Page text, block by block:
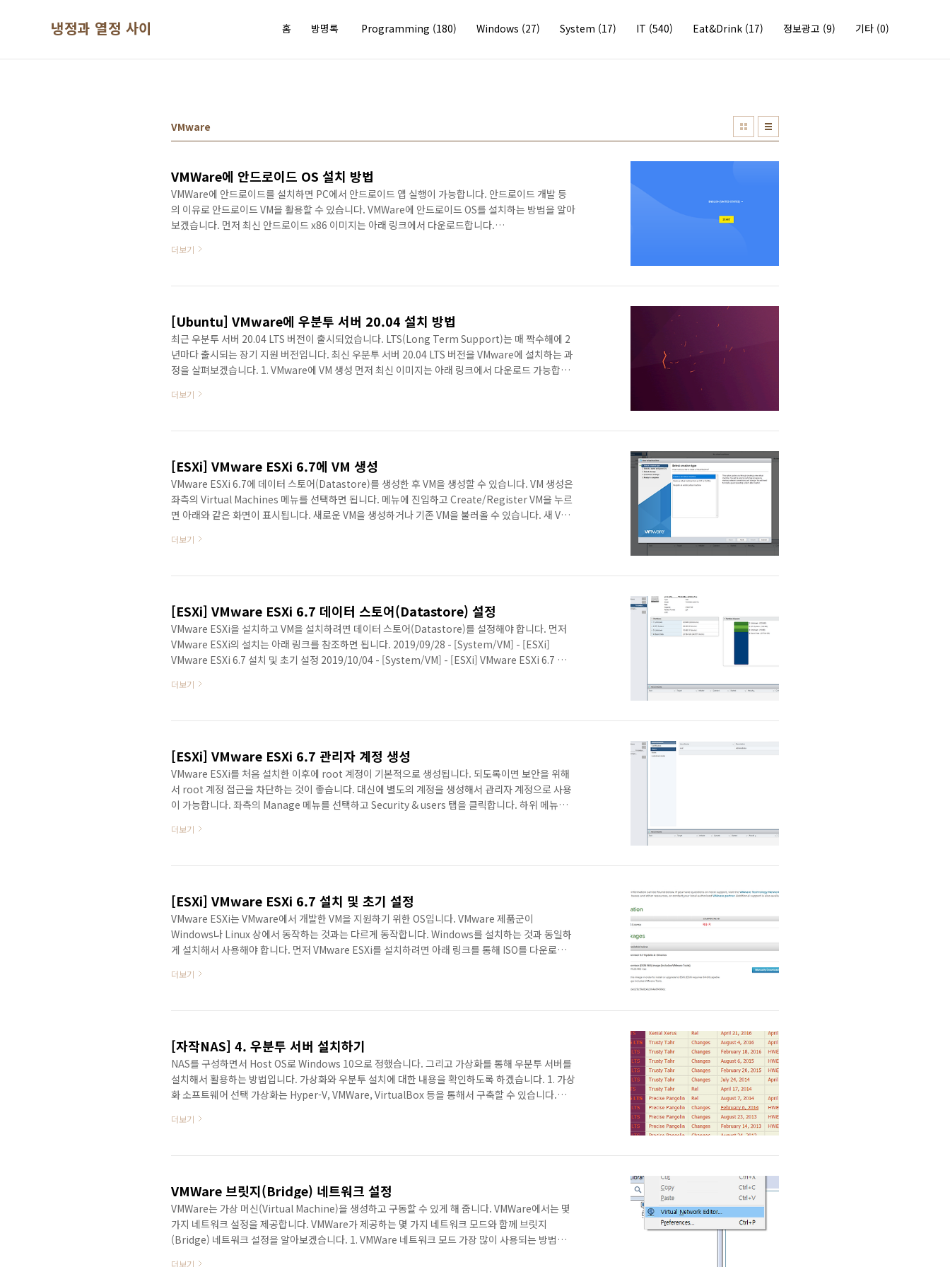
냉정과 열정 사이 홈 방명록 Programming (180) Windows (27) System (17) IT (540) Eat&Drink (17) 정보광고 (9) 기타 (0)
VMware
VMWare에 안드로이드 OS 설치 방법
VMWare에 안드로이드를 설치하면 PC에서 안드로이드 앱 실행이 가능합니다. 안드로이드 개발 등
의 이유로 안드로이드 VM을 활용할 수 있습니다. VMWare에 안드로이드 OS를 설치하는 방법을 알아
보겠습니다. 먼저 최신 안드로이드 x86 이미지는 아래 링크에서 다운로드합니다.
Android on your PC This is a project to port Android open source project to x86
더보기
[Ubuntu] VMware에 우분투 서버 20.04 설치 방법
최근 우분투 서버 20.04 LTS 버전이 출시되었습니다. LTS(Long Term Support)는 매 짝수해에 2
년마다 출시되는 장기 지원 버전입니다. 최신 우분투 서버 20.04 LTS 버전을 VMware에 설치하는 과
정을 살펴보겠습니다. 1. VMware에 VM 생성 먼저 최신 이미지는 아래 링크에서 다운로드 가능합니
Ubuntu Ubuntu is an open source software operating system that runs from the
더보기
[ESXi] VMware ESXi 6.7에 VM 생성
VMware ESXi 6.7에 데이터 스토어(Datastore)를 생성한 후 VM을 생성할 수 있습니다. VM 생성은
좌측의 Virtual Machines 메뉴를 선택하면 됩니다. 메뉴에 진입하고 Create/Register VM을 누르
면 아래와 같은 화면이 표시됩니다. 새로운 VM을 생성하거나 기존 VM을 불러올 수 있습니다. 새 VM
한 이름을 입력하고 ESXi 호환성 버전 선택 및 OS 종류를 선택하면 됩니다. 여기서는 Ubuntu
토어 중 원하는 목록을 선택합니다...
더보기
[ESXi] VMware ESXi 6.7 데이터 스토어(Datastore) 설정
VMware ESXi을 설치하고 VM을 설치하려면 데이터 스토어(Datastore)를 설정해야 합니다. 먼저
VMware ESXi의 설치는 아래 링크를 참조하면 됩니다. 2019/09/28 - [System/VM] - [ESXi]
VMware ESXi 6.7 설치 및 초기 설정 2019/10/04 - [System/VM] - [ESXi] VMware ESXi 6.7 관리
디스크를 선택하면 위와 같은 화면이 표시됩니다. 처음 설치한 디스크라면 파티션 구조 등이 다를 수
수 있기 때문에 작업 전 중요한 ..
더보기
[ESXi] VMware ESXi 6.7 관리자 계정 생성
VMware ESXi를 처음 설치한 이후에 root 계정이 기본적으로 생성됩니다. 되도록이면 보안을 위해
서 root 계정 접근을 차단하는 것이 좋습니다. 대신에 별도의 계정을 생성해서 관리자 계정으로 사용
이 가능합니다. 좌측의 Manage 메뉴를 선택하고 Security & users 탭을 클릭합니다. 하위 메뉴에
정을 추가로 생성 가능합니다. 생성을 원하는 계정 정보를 입력하고 Add 버튼을 누르면 계정이 생성
상단의 Host 메뉴에서 마우스 우클릭하면 나오는 메뉴 중 Permissions를 클릭합니..
더보기
[ESXi] VMware ESXi 6.7 설치 및 초기 설정
VMware ESXi는 VMware에서 개발한 VM을 지원하기 위한 OS입니다. VMware 제품군이
Windows나 Linux 상에서 동작하는 것과는 다르게 동작합니다. Windows를 설치하는 것과 동일하
게 설치해서 사용해야 합니다. 먼저 VMware ESXi를 설치하려면 아래 링크를 통해 ISO를 다운로드합
VMware vSphere Hypervisor for Free Support View the top articles related to
더보기
[자작NAS] 4. 우분투 서버 설치하기
NAS를 구성하면서 Host OS로 Windows 10으로 정했습니다. 그리고 가상화를 통해 우분투 서버를
설치해서 활용하는 방법입니다. 가상화와 우분투 설치에 대한 내용을 확인하도록 하겠습니다. 1. 가상
화 소프트웨어 선택 가상화는 Hyper-V, VMWare, VirtualBox 등을 통해서 구축할 수 있습니다.
유료지만 무료로 제공되는 Player 버전이 존재합니다. VirtualBox 역시 강력한 기능과 함께 무료로
Player에서도 VM(Virtual Machine) 생성 기능까지 지원..
더보기
VMWare 브릿지(Bridge) 네트워크 설정
VMWare는 가상 머신(Virtual Machine)을 생성하고 구동할 수 있게 해 줍니다. VMWare에서는 몇
가지 네트워크 설정을 제공합니다. VMWare가 제공하는 몇 가지 네트워크 모드와 함께 브릿지
(Bridge) 네트워크 설정을 알아보겠습니다. 1. VMWare 네트워크 모드 가장 많이 사용되는 방법은
더보기